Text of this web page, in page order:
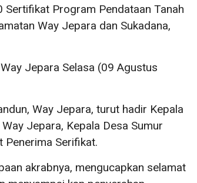
Sertifikat Program Pendataan Tanah
Way Jepara dan Sukadana,
Jepara Selasa (09 Agustus
Way Jepara, turut hadir Kepala
Jepara, Kepala Desa Sumur
Penerima Serifikat.
akrabnya, mengucapkan selamat